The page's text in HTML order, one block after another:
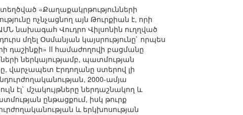
«Քաղաքակրթությունների
ոչնչացնող այն Թուրքիան է, որի
նախագահ Վուդրո Վիլսոնին ուղղված
մղել Օսմանյան կայսրությունը` որպես
դաշինքի» II համաժողովի բացմանը
ներկայությամբ, պատմության
վարչապետ Էրդողանը ստերով լի
2000-ամյա
էլ` մշակույթները ներդաշնակող և
ընթացքում, իսկ թուրք
և երկխոսության